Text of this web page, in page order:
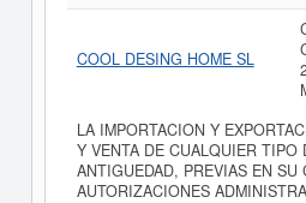
COOL DESING HOME SL
LA IMPORTACION Y
Y VENTA DE CUALQUIER TIPO
ANTIGUEDAD, PREVIAS EN SU
AUTORIZACIONES